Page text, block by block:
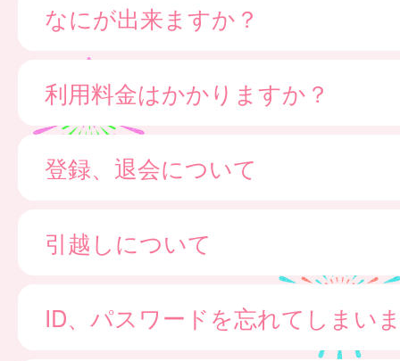
なにが出来ますか？
利用料金はかかりますか？
登録、退会について
引越しについて
ID、パスワードを忘れてしまい